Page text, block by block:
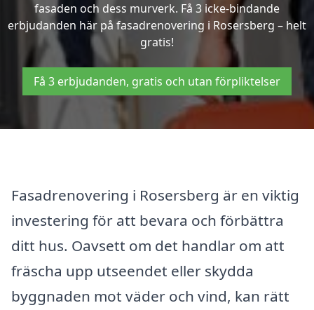
fasaden och dess murverk. Få 3 icke-bindande
erbjudanden här på fasadrenovering i Rosersberg – helt
gratis!
Få 3 erbjudanden, gratis och utan förpliktelser
Fasadrenovering i Rosersberg är en viktig
investering för att bevara och förbättra
ditt hus. Oavsett om det handlar om att
fräscha upp utseendet eller skydda
byggnaden mot väder och vind, kan rätt